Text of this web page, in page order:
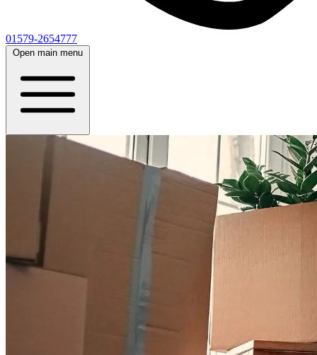
01579-2654777
Open main menu